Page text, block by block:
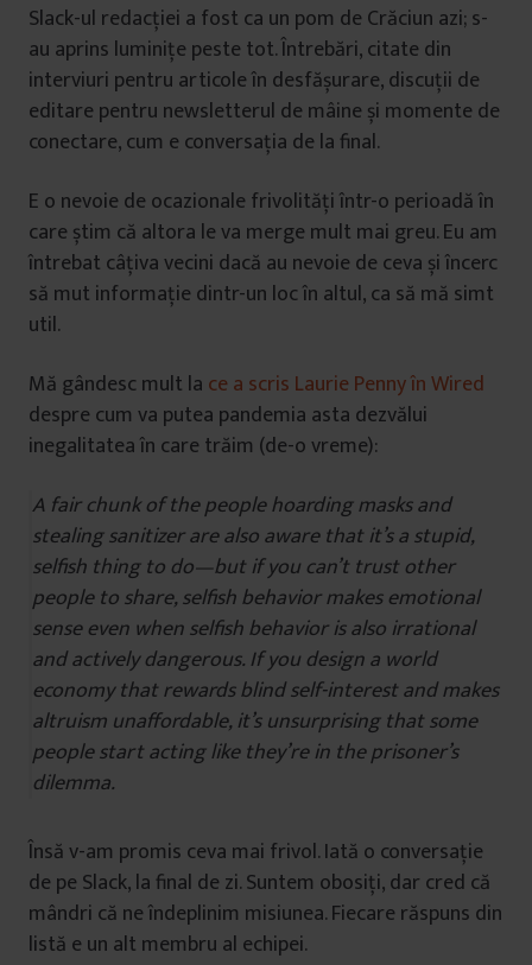
Slack-ul redacției a fost ca un pom de Crăciun azi; s-
au aprins luminițe peste tot. Întrebări, citate din
interviuri pentru articole în desfășurare, discuții de
editare pentru newsletterul de mâine și momente de
conectare, cum e conversația de la final.
E o nevoie de ocazionale frivolități într-o perioadă în
care știm că altora le va merge mult mai greu. Eu am
întrebat câțiva vecini dacă au nevoie de ceva și încerc
să mut informație dintr-un loc în altul, ca să mă simt
util.
Mă gândesc mult la ce a scris Laurie Penny în Wired
despre cum va putea pandemia asta dezvălui
inegalitatea în care trăim (de-o vreme):
A fair chunk of the people hoarding masks and
stealing sanitizer are also aware that it’s a stupid,
selfish thing to do—but if you can’t trust other
people to share, selfish behavior makes emotional
sense even when selfish behavior is also irrational
and actively dangerous. If you design a world
economy that rewards blind self-interest and makes
altruism unaffordable, it’s unsurprising that some
people start acting like they’re in the prisoner’s
dilemma.
Însă v-am promis ceva mai frivol. Iată o conversație
de pe Slack, la final de zi. Suntem obosiți, dar cred că
mândri că ne îndeplinim misiunea. Fiecare răspuns din
listă e un alt membru al echipei.